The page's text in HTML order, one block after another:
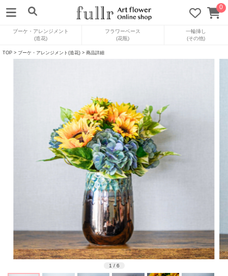
0
ブーケ・アレンジメント
(造花)
フラワーベース
(花瓶)
一輪挿し
(その他)
TOP > ブーケ・アレンジメント(造花) > 商品詳細
1 / 6